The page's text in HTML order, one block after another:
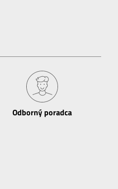
Odborný poradca